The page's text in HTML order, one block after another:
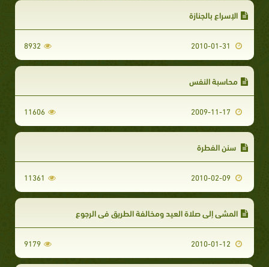
الإسراع بالجنازة
8932
محاسبة النفس
11606
سنن الفطرة
11361
المشي إلى صلاة العيد ومخالفة الطريق في الرجوع
9179